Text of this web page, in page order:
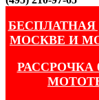
МОСКВЕ И
РАССРОЧКА